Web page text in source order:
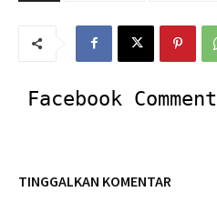
Facebook Comment
TINGGALKAN KOMENTAR